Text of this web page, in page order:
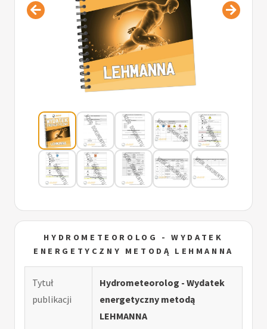
HYDROMETEOROLOG - WYDATEK
ENERGETYCZNY METODĄ LEHMANNA
Tytuł
publikacji
Hydrometeorolog - Wydatek
energetyczny metodą
LEHMANNA